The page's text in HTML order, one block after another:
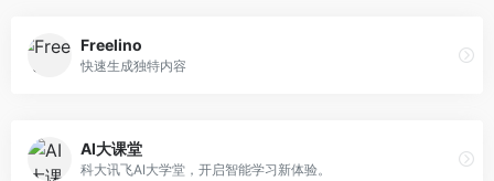
Freelino
快速生成独特内容
AI大课堂
科大讯飞AI大学堂，开启智能学习新体验。